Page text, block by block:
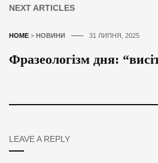
NEXT ARTICLES
HOME > НОВИНИ 31 ЛИПНЯ, 2025
Фразеологізм дня:
LEAVE A REPLY